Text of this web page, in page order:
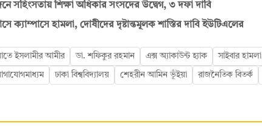
সহিংসতায় শিক্ষা অধিকার সংসদের উদ্বেগ, ৩ দফা দাবি
ক্যাম্পাসে হামলা, দোষীদের দৃষ্টান্তমূলক শাস্তির দাবি ইউটিএলের
ইসলামীর আমীর ডা. শফিকুর রহমান এক্স অ্যাকাউন্ট হ্যাক সাইবার হামলা
ঢাকা বিশ্ববিদ্যালয় শেহরীন আমিন ভূঁইয়া রাজনৈতিক বিতর্ক